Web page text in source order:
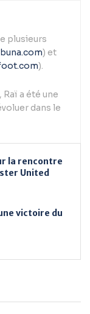
plusieurs
) et
).
a été une
dans le
la rencontre
United
victoire du